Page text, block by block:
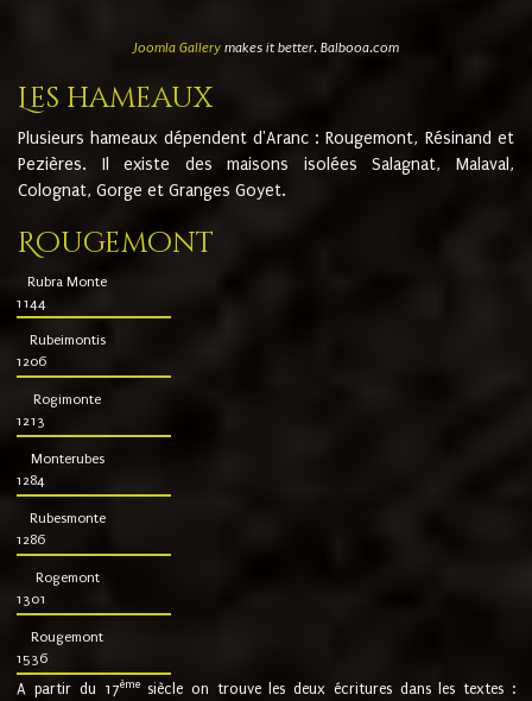
Joomla Gallerymakes it better. Balbooa.com
Les hameaux
Plusieurs hameaux dépendent d'Aranc : Rougemont, Résinand et
Pezières. Il existe des maisons isolées Salagnat, Malaval,
Colognat, Gorge et Granges Goyet.
Rougemont
Rubra Monte
1144
Rubeimontis
1206
Rogimonte
1213
Monterubes
1284
Rubesmonte
1286
Rogemont
1301
Rougemont
1536
A partir du 17ème siècle on trouve les deux écritures dans les textes :